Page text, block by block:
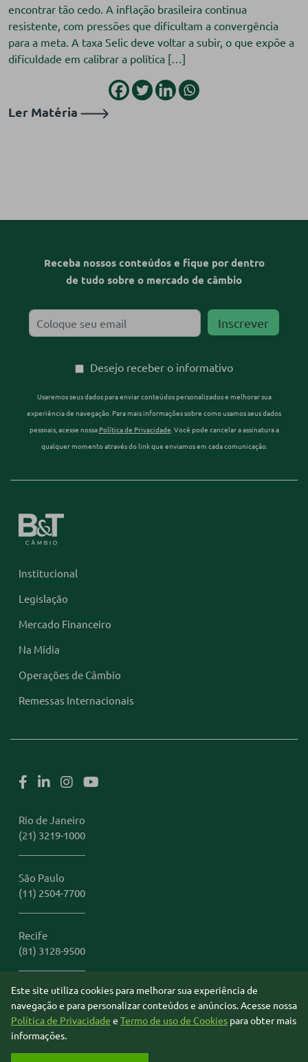
encontrar tão cedo. A inflação brasileira continua
resistente, com pressões que dificultam a convergência
para a meta. A taxa Selic deve voltar a subir, o que expõe a
dificuldade em calibrar a política […]
Ler Matéria
Institucional
Legislação
Mercado Financeiro
Na Mídia
Operações de Câmbio
Remessas Internacionais
Receba nossos conteúdos e fique por dentro
de tudo sobre o mercado de câmbio
Desejo receber o informativo
Usaremos seus dados para enviar conteúdos personalizados e melhorar sua
experiência de navegação. Para mais informações sobre como usamos seus dados
pessoais, acesse nossa Política de Privacidade. Você pode cancelar a assinatura a
qualquer momento através do link que enviamos em cada comunicação.
Rio de Janeiro
(21) 3219-1000
São Paulo
(11) 2504-7700
Recife
(81) 3128-9500
Miami
1 (305) 306-2401
© 2026 B&T Câmbio. Todos os direitos reservados.
Este site utiliza cookies para melhorar sua experiência de
navegação e para personalizar conteúdos e anúncios. Acesse nossa
Política de Privacidade e Termo de uso de Cookies para obter mais
informações.